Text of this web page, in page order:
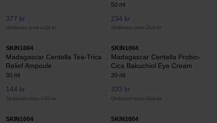
377 kr
Ordinær pris 418 kr
50 ml
234 kr
Ordinær pris 259 kr
SKIN1004
Madagascar Centella Tea-Trica
Relief Ampoule
30 ml
144 kr
Ordinær pris 159 kr
SKIN1004
Madagascar Centella Probio-
Cica Bakuchiol Eye Cream
20 ml
333 kr
Ordinær pris 369 kr
SKIN1004 SKIN1004